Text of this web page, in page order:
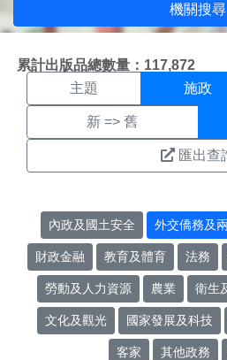
機關搜尋
累計出版品總數量：117,872
施政搜尋結果
主題 施政
新 => 舊
匯出查
內政及國土安全 外交僑務及
財政金融 教育及體育 法務
勞動及人力資源 農業 衛生
文化及觀光 國家發展及科技
客家 其他政務